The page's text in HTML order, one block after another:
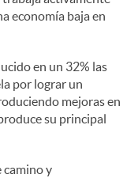
economía baja en
en un 32% las
por lograr un
mejoras en
su principal
camino y